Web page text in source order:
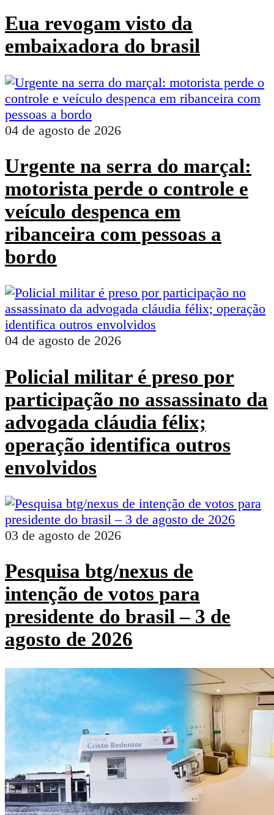
Eua revogam visto da
embaixadora do brasil
04 de agosto de 2026
Urgente na serra do marçal:
motorista perde o controle e
veículo despenca em
ribanceira com pessoas a
bordo
04 de agosto de 2026
Policial militar é preso por
participação no assassinato da
advogada cláudia félix;
operação identifica outros
envolvidos
03 de agosto de 2026
Pesquisa btg/nexus de
intenção de votos para
presidente do brasil – 3 de
agosto de 2026